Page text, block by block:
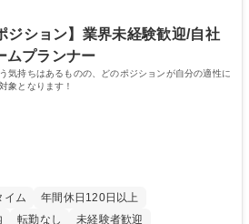
高専 短大 専修学校 高校 語学力： 資格：第
ジション】業界未経験歓迎/自社
ムプランナー
気持ちはあるものの、どのポジションが自分の適性に
象となります！
イム
年間休日120日以上
転勤なし
未経験者歓迎